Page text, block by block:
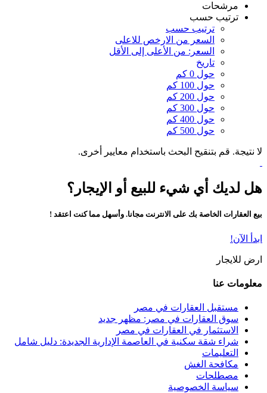
مرشحات
ترتيب حسب
ترتيب حسب
السعر من الارخص للاعلى
السعر: من الأعلى إلى الأقل
تاريخ
حول 0 كم
حول 100 كم
حول 200 كم
حول 300 كم
حول 400 كم
حول 500 كم
لا نتيجة. قم بتنقيح البحث باستخدام معايير أخرى.
هل لديك أي شيء للبيع أو الإيجار؟
بيع العقارات الخاصة بك على الانترنت مجانا. وأسهل مما كنت اعتقد !
ابدأ الآن!
ارض للايجار
معلومات عنا
مستقبل العقارات في مصر
سوق العقارات في مصر: مظهر جديد
الاستثمار في العقارات في مصر
شراء شقة سكنية في العاصمة الإدارية الجديدة: دليل شامل
التعليمات
مكافحة الغش
مصطلحات
سياسة الخصوصية